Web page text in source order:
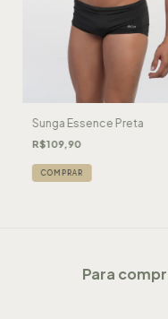
Sunga Essence Preta
R$109,90
COMPRAR
Para